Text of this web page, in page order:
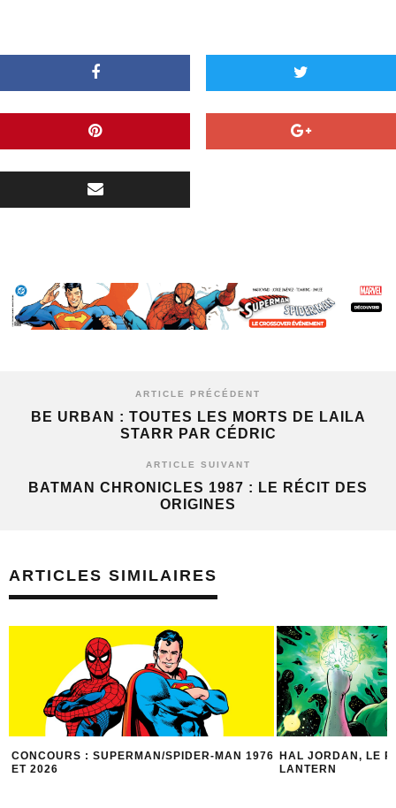
ARTICLE PRÉCÉDENT
BE URBAN : TOUTES LES MORTS DE LAILA
STARR PAR CÉDRIC
ARTICLE SUIVANT
BATMAN CHRONICLES 1987 : LE RÉCIT DES
ORIGINES
ARTICLES SIMILAIRES
CONCOURS : SUPERMAN/SPIDER-MAN 1976
ET 2026
HAL JORDAN, LE
LANTERN